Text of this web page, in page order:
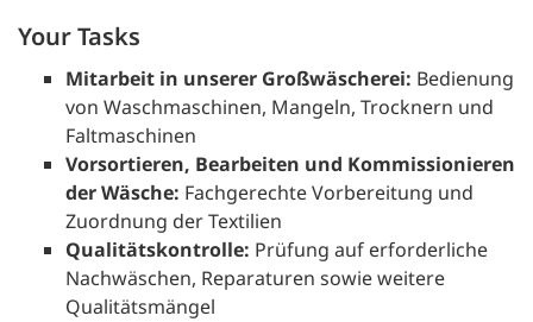
Your Tasks
Mitarbeit in unserer Großwäscherei: Bedienung
von Waschmaschinen, Mangeln, Trocknern und
Faltmaschinen
Vorsortieren, Bearbeiten und Kommissionieren
der Wäsche: Fachgerechte Vorbereitung und
Zuordnung der Textilien
Qualitätskontrolle: Prüfung auf erforderliche
Nachwäschen, Reparaturen sowie weitere
Qualitätsmängel